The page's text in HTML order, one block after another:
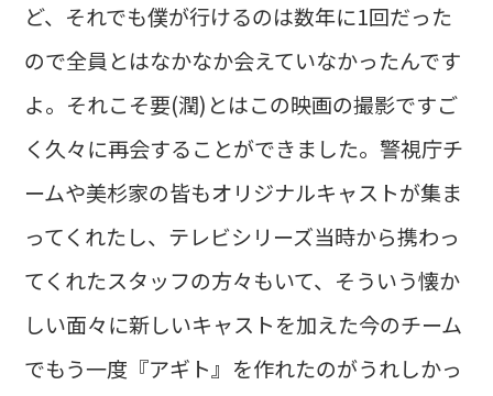
ど、それでも僕が行けるのは数年に1回だった
ので全員とはなかなか会えていなかったんです
よ。それこそ要(潤)とはこの映画の撮影ですご
く久々に再会することができました。警視庁チ
ームや美杉家の皆もオリジナルキャストが集ま
ってくれたし、テレビシリーズ当時から携わっ
てくれたスタッフの方々もいて、そういう懐か
しい面々に新しいキャストを加えた今のチーム
でもう一度『アギト』を作れたのがうれしかっ